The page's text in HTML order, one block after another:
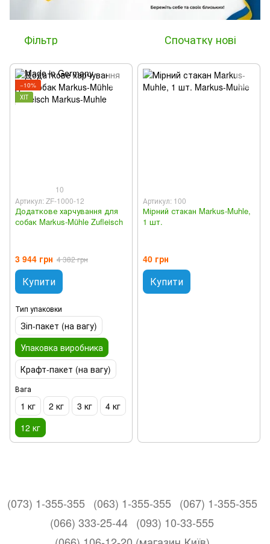
Фільтр Спочатку нові
−10%
ХІТ
10
Артикул: ZF-1000-12
Додаткове харчування для
собак Markus-Mühle Zufleisch
3 944 грн 4 382 грн
Купити
Тип упаковки
Зіп-пакет (на вагу)
Упаковка виробника
Крафт-пакет (на вагу)
Вага
1 кг 2 кг 3 кг
4 кг
12 кг
Артикул: 100
Мірний стакан Markus-Muhle,
1 шт.
40 грн
Купити
(073) 1-355-355 (063) 1-355-355 (067) 1-355-355
(066) 333-25-44 (093) 10-33-555